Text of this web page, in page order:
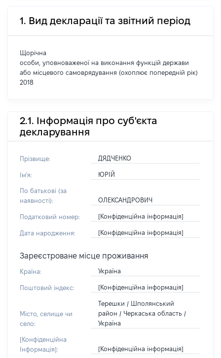
1. Вид декларації та звітний період
Щорічна
особи, уповноваженої на виконання функцій держави
або місцевого самоврядування (охоплює попередній рік)
2018
2.1. Інформація про суб'єкта
декларування
Прізвище: ДЯДЧЕНКО
Ім'я: ЮРІЙ
По батькові (за
наявності):
ОЛЕКСАНДРОВИЧ
Податковий номер: [Конфіденційна інформація]
Дата народження: [Конфіденційна інформація]
Зареєстроване місце проживання
Країна: Україна
Поштовий індекс: [Конфіденційна інформація]
Місто, селище чи
село:
Терешки / Шполянський
район / Черкаська область /
Україна
[Конфіденційна
Інформація]:
[Конфіденційна інформація]